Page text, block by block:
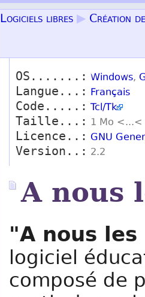
Logiciels libres ▶ Création
OS.......: Windows,
Langue...: Français
Code.....: Tcl/Tk
Taille...: 1 Mo <...<
Licence..: GNU
Version..: 2.2
A nous
"A nous
logiciel
composé de